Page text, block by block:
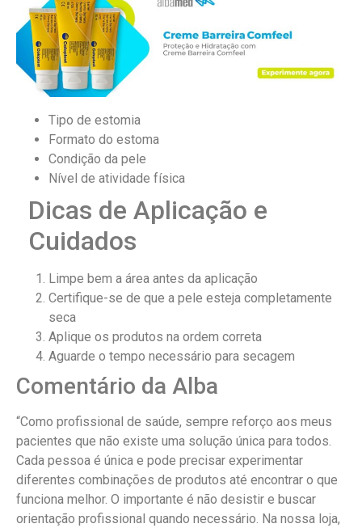
Tipo de estomia
Formato do estoma
Condição da pele
Nível de atividade física
Dicas de Aplicação e
Cuidados
Limpe bem a área antes da aplicação
Certifique-se de que a pele esteja completamente
seca
Aplique os produtos na ordem correta
Aguarde o tempo necessário para secagem
Comentário da Alba
“Como profissional de saúde, sempre reforço aos meus
pacientes que não existe uma solução única para todos.
Cada pessoa é única e pode precisar experimentar
diferentes combinações de produtos até encontrar o que
funciona melhor. O importante é não desistir e buscar
orientação profissional quando necessário. Na nossa loja,